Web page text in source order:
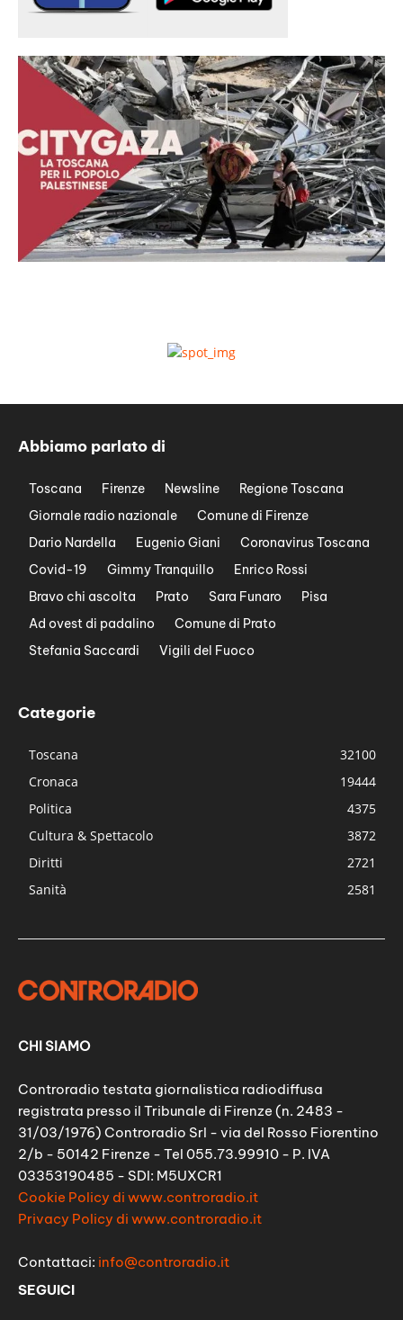
Abbiamo parlato di
Toscana Firenze Newsline
Regione Toscana
Giornale radio nazionale
Comune di Firenze
Dario Nardella
Eugenio Giani
Coronavirus Toscana
Covid-19
Gimmy Tranquillo
Enrico Rossi
Bravo chi ascolta
Prato Sara Funaro
Pisa
Ad ovest di padalino
Comune di Prato
Stefania Saccardi
Vigili del Fuoco
Categorie
Toscana
32100
Cronaca
19444
Politica
4375
Cultura & Spettacolo
3872
Diritti
2721
Sanità
2581
CHI SIAMO
Controradio testata giornalistica radiodiffusa
registrata presso il Tribunale di Firenze (n. 2483 -
31/03/1976) Controradio Srl - via del Rosso Fiorentino
2/b - 50142 Firenze - Tel 055.73.99910 - P. IVA
03353190485 - SDI: M5UXCR1
Cookie Policy di www.controradio.it
Privacy Policy di www.controradio.it
Contattaci: info@controradio.it
SEGUICI